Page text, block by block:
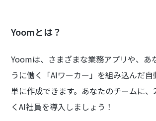
Yoomとは？
Yoomは、さまざまな業務アプリや、あ
うに働く「AIワーカー」を組み込んだ
単に作成できます。あなたのチームに
くAI社員を導入しましょう！